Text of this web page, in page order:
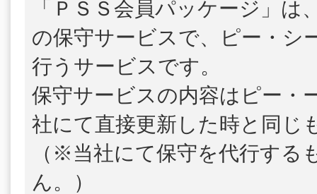
「ＰＳＳ会員パッケージ」は
の保守サービスで、ピー・シ
行うサービスです。
保守サービスの内容はピー・
社にて直接更新した時と同じ
（※当社にて保守を代行する
ん。）